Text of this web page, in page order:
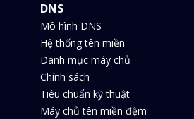
DNS
Mô hình DNS
Hệ thống tên miền
Danh mục máy chủ
Chính sách
Tiêu chuẩn kỹ thuật
Máy chủ tên miền đệm